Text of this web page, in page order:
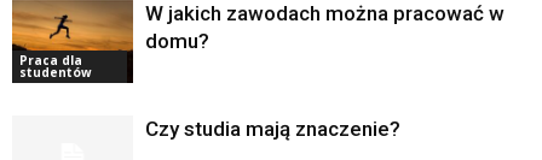
Praca dla
studentów
W jakich zawodach można pracować w
domu?
Czy studia mają znaczenie?